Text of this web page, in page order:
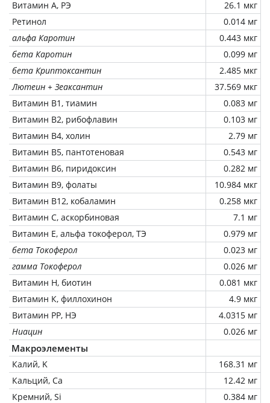
Витамин А, РЭ
26.1 мкг
Ретинол
0.014 мг
альфа Каротин
0.443 мкг
бета Каротин
0.099 мг
бета Криптоксантин
2.485 мкг
Лютеин + Зеаксантин
37.569 мкг
Витамин В1, тиамин
0.083 мг
Витамин В2, рибофлавин
0.103 мг
Витамин В4, холин
2.79 мг
Витамин В5, пантотеновая
0.543 мг
Витамин В6, пиридоксин
0.282 мг
Витамин В9, фолаты
10.984 мкг
Витамин В12, кобаламин
0.258 мкг
Витамин C, аскорбиновая
7.1 мг
Витамин Е, альфа токоферол, ТЭ
0.979 мг
бета Токоферол
0.023 мг
гамма Токоферол
0.026 мг
Витамин Н, биотин
0.081 мкг
Витамин К, филлохинон
4.9 мкг
Витамин РР, НЭ
4.0315 мг
Ниацин
0.026 мг
Макроэлементы
Калий, K
168.31 мг
Кальций, Ca
12.42 мг
Кремний, Si
0.384 мг